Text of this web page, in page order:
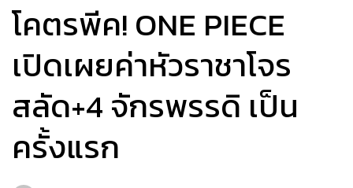
โคตรพีค! ONE PIECE
เปิดเผยค่าหัวราชาโจร
สลัด+4 จักรพรรดิ เป็น
ครั้งแรก